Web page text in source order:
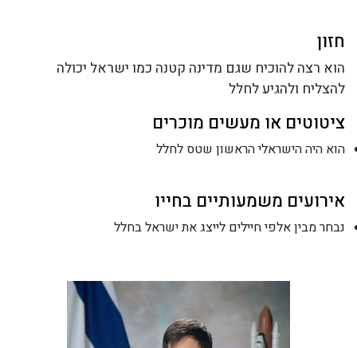
חזון
הוא רצה להוכיח שגם מדינה קטנה כמו ישראל יכולה
להצליח ולהגיע לחלל
ציטוטים או מעשים מוכרים
הוא היה הישראלי הראשון שטס לחלל
אירועים משמעותיים בחייו
נבחר מבין אלפי חיילים לייצג את ישראל בחלל